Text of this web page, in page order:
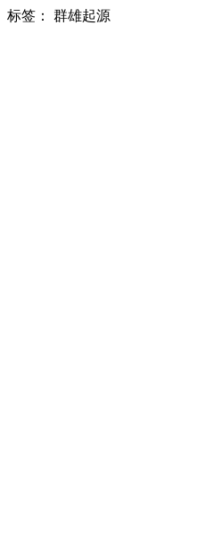
标签： 群雄起源